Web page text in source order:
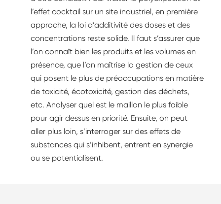
l’effet cocktail sur un site industriel, en première
approche, la loi d’additivité des doses et des
concentrations reste solide. Il faut s’assurer que
l’on connaît bien les produits et les volumes en
présence, que l’on maîtrise la gestion de ceux
qui posent le plus de préoccupations en matière
de toxicité, écotoxicité, gestion des déchets,
etc. Analyser quel est le maillon le plus faible
pour agir dessus en priorité. Ensuite, on peut
aller plus loin, s’interroger sur des effets de
substances qui s’inhibent, entrent en synergie
ou se potentialisent.